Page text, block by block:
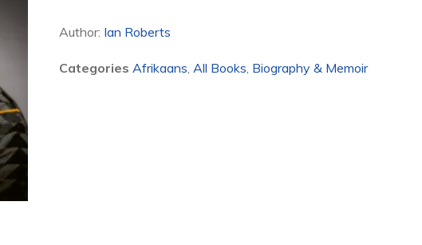
Author: Ian Roberts
Categories Afrikaans, All Books, Biography & Memoir